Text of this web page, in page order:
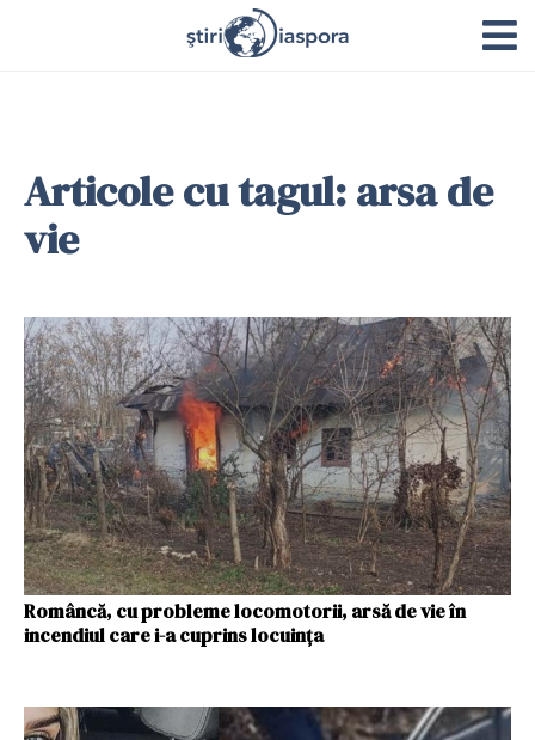
Articole cu tagul: arsa de
vie
Româncă, cu probleme locomotorii, arsă de vie în
incendiul care i-a cuprins locuința